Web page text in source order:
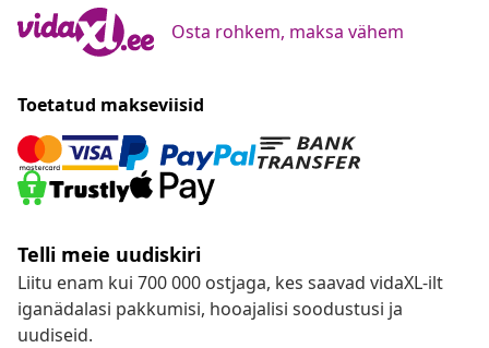
Osta rohkem, maksa vähem
Toetatud makseviisid
Telli meie uudiskiri
Liitu enam kui 700 000 ostjaga, kes saavad vidaXL-ilt
iganädalasi pakkumisi, hooajalisi soodustusi ja
uudiseid.